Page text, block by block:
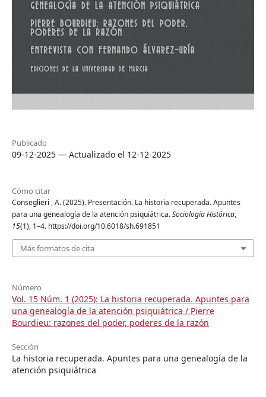
Publicado
09-12-2025 — Actualizado el 12-12-2025
Cómo citar
Conseglieri , A. (2025). Presentación. La historia recuperada. Apuntes
para una genealogía de la atención psiquiátrica.Sociología Histórica,
15(1), 1–4. https://doi.org/10.6018/sh.691851
Más formatos de cita
Número
Vol. 15 Núm. 1 (2025): La historia recuperada. Apuntes para
una genealogía de la atención psiquiátrica / Pierre
Bourdieu: razones del poder, poderes de la razón
Sección
La historia recuperada. Apuntes para una genealogía de la
atención psiquiátrica